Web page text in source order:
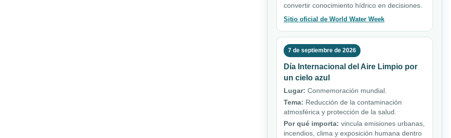
convertir conocimiento hídrico en decisiones.
Sitio oficial de World Water Week
7 de septiembre de 2026
Día Internacional del Aire Limpio por
un cielo azul
Lugar: Conmemoración mundial.
Tema: Reducción de la contaminación
atmosférica y protección de la salud.
Por qué importa: vincula emisiones urbanas,
incendios, clima y exposición humana dentro